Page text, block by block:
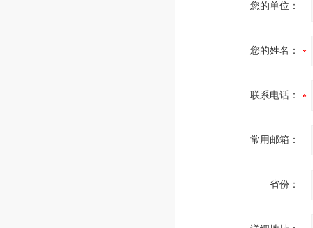
您的单位：
您的姓名：
联系电话：
常用邮箱：
省份：